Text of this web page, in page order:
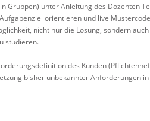
Gruppen) unter Anleitung des Dozenten
orientieren und live
nicht nur die Lösung, sondern auch
studieren.
des Kunden
bisher unbekannter Anforderungen